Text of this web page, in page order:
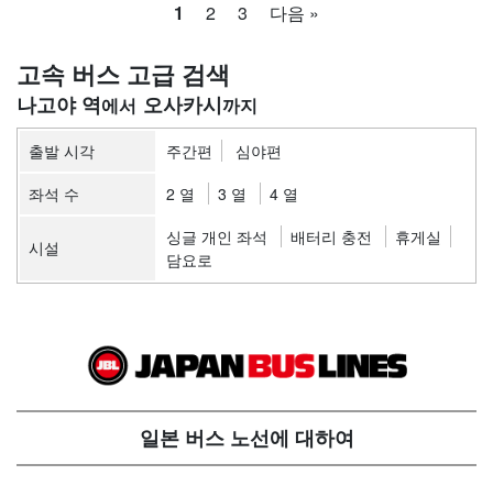
1 2 3 다음 »
고속 버스 고급 검색
나고야 역 오사카시
출발 시각 주간편
심야편
좌석 수
2 열 3 열 4 열
시설 싱글 개인 좌석 배터리 충전
휴게실
담요로
일본 버스 노선에 대하여